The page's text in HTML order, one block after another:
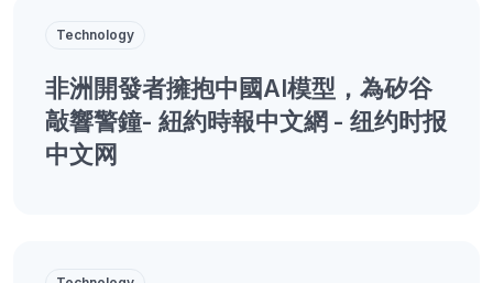
Technology
非洲開發者擁抱中國AI模型，為矽谷
敲響警鐘- 紐約時報中文網 - 纽约时报
中文网